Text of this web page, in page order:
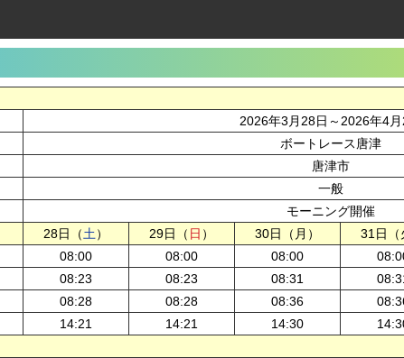
2026年3月28日～2026年4月
ボートレース唐津
唐津市
一般
モーニング開催
28日（土） 29日（ 日 ） 30日（月） 31日（
08:00 08:00 08:00
08:23 08:23 08:31
08:28 08:28 08:36
14:21 14:21 14:30